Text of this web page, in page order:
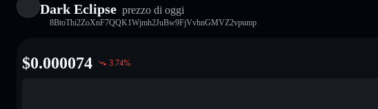
Dark Eclipse prezzo di oggi
8BtoThi2ZoXnF7QQK1Wjmh2JuBw9FjVvhnGMVZ2vpump
$0.000074 3.74%